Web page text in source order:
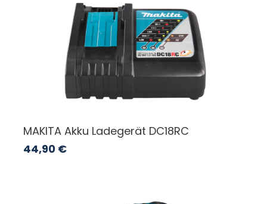
MAKITA Akku Ladegerät DC18RC
44,90 €